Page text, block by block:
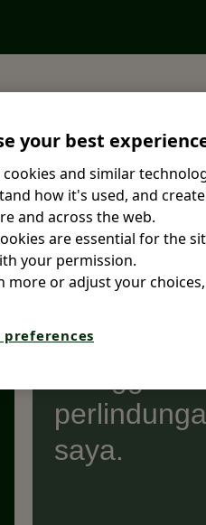
Saya ingin
saya.
your best
cookies and similar
how it's used, and
and across the web.
are essential for the
your permission.
more or adjust your
preferences